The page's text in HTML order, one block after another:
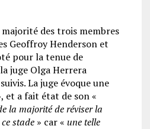
des trois membres
Geoffroy Henderson et
pour la tenue de
juge Olga Herrera
La juge évoque une
et a fait état de son «
la majorité de réviser la
stade» car « une telle